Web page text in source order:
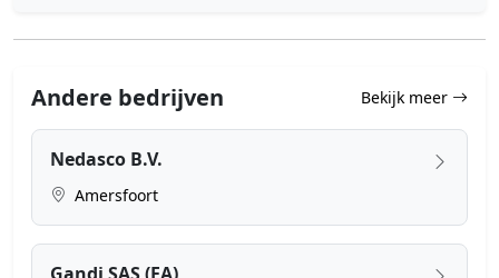
Andere bedrijven Bekijk meer
Nedasco B.V.
Amersfoort
Gandi SAS (FA)